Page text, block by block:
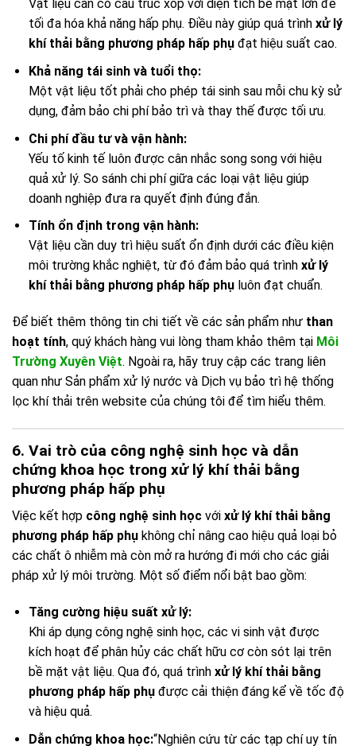
Vật liệu cần có cấu trúc xốp với diện tích bề mặt lớn để
tối đa hóa khả năng hấp phụ. Điều này giúp quá trình xử lý
khí thải bằng phương pháp hấp phụđạt hiệu suất cao.
Khả năng tái sinh và tuổi thọ:
Một vật liệu tốt phải cho phép tái sinh sau mỗi chu kỳ sử
dụng, đảm bảo chi phí bảo trì và thay thế được tối ưu.
Chi phí đầu tư và vận hành:
Yếu tố kinh tế luôn được cân nhắc song song với hiệu
quả xử lý. So sánh chi phí giữa các loại vật liệu giúp
doanh nghiệp đưa ra quyết định đúng đắn.
Tính ổn định trong vận hành:
Vật liệu cần duy trì hiệu suất ổn định dưới các điều kiện
môi trường khắc nghiệt, từ đó đảm bảo quá trình xử lý
khí thải bằng phương pháp hấp phụluôn đạt chuẩn.
Để biết thêm thông tin chi tiết về các sản phẩm như than
hoạt tính, quý khách hàng vui lòng tham khảo thêm tại Môi
Trường Xuyên Việt. Ngoài ra, hãy truy cập các trang liên
quan như Sản phẩm xử lý nước và Dịch vụ bảo trì hệ thống
lọc khí thải trên website của chúng tôi để tìm hiểu thêm.
6. Vai trò của công nghệ sinh học và dẫn
chứng khoa học trong xử lý khí thải bằng
phương pháp hấp phụ
Việc kết hợp công nghệ sinh học với xử lý khí thải bằng
phương pháp hấp phụ không chỉ nâng cao hiệu quả loại bỏ
các chất ô nhiễm mà còn mở ra hướng đi mới cho các giải
pháp xử lý môi trường. Một số điểm nổi bật bao gồm:
Tăng cường hiệu suất xử lý:
Khi áp dụng công nghệ sinh học, các vi sinh vật được
kích hoạt để phân hủy các chất hữu cơ còn sót lại trên
bề mặt vật liệu. Qua đó, quá trình xử lý khí thải bằng
phương pháp hấp phụđược cải thiện đáng kể về tốc độ
và hiệu quả.
Dẫn chứng khoa học:“Nghiên cứu từ các tạp chí uy tín